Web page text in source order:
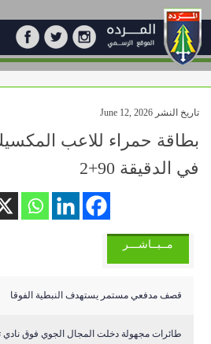
تاريخ النشر June 12, 2026
بطاقة حمراء للاعب
في الدقيقة 90+2
مــبــاشـــر
قصف مدفعي مستمر يستهدف النبطية الفوقا
طائرات مجهولة دخلت المجال الجوي فوق نادي